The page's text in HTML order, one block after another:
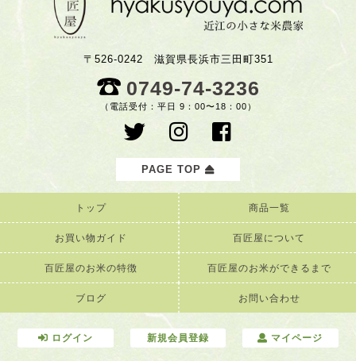
〒526-0242 滋賀県長浜市三田町351
0749-74-3236
（電話受付：平日 9：00〜18：00）
PAGE TOP
トップ 商品一覧
お買い物ガイド 百匠屋について
百匠屋のお米の特徴 百匠屋のお米ができるまで
ブログ お問い合わせ
ログイン 新規会員登録 マイページ